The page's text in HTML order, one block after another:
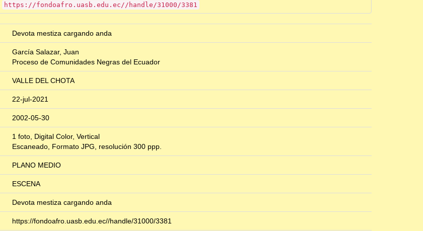
https://fondoafro.uasb.edu.ec//handle/31000/3381
Devota mestiza cargando anda
García Salazar, Juan
Proceso de Comunidades Negras del Ecuador
VALLE DEL CHOTA
22-jul-2021
2002-05-30
1 foto, Digital Color, Vertical
Escaneado, Formato JPG, resolución 300 ppp.
PLANO MEDIO
ESCENA
Devota mestiza cargando anda
https://fondoafro.uasb.edu.ec//handle/31000/3381